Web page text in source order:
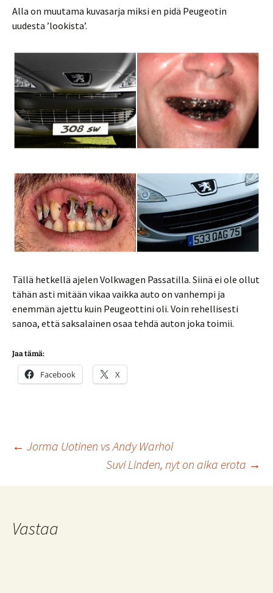
Alla on muutama kuvasarja miksi en pidä Peugeotin
uudesta ’lookista’.
Tällä hetkellä ajelen Volkwagen Passatilla. Siinä ei ole ollut
tähän asti mitään vikaa vaikka auto on vanhempi ja
enemmän ajettu kuin Peugeottini oli. Voin rehellisesti
sanoa, että saksalainen osaa tehdä auton joka toimii.
Jaa tämä:
Facebook X
Artikkelien
selaus
← Jorma Uotinen vs Andy Warhol
Suvi Linden, nyt on aika erota →
Vastaa